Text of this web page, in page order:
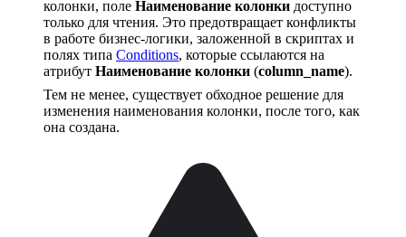
колонки, поле Наименование колонки доступно
только для чтения. Это предотвращает конфликты
в работе бизнес-логики, заложенной в скриптах и
полях типа Conditions, которые ссылаются на
атрибут Наименование колонки (column_name).
Тем не менее, существует обходное решение для
изменения наименования колонки, после того, как
она создана.